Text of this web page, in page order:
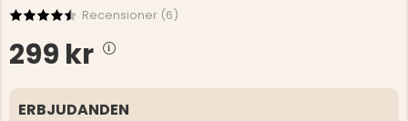
Recensioner (6)
299 kr
ERBJUDANDEN